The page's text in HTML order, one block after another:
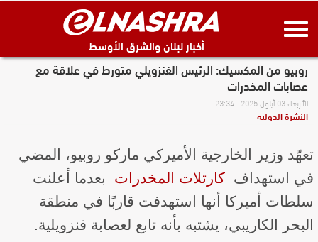
أخبار لبنان والشرق الأوسط
روبيو من المكسيك: الرئيس الفنزويلي متورط في علاقة مع
عصابات المخدرات
الأربعاء 03 أيلول 2025 23:34
النشرة الدولية
تعهّد وزير الخارجية الأميركي ماركو روبيو، المضي
في استهداف ​ كارتلات المخدرات
​ بعدما أعلنت
سلطات أميركا أنها استهدفت قاربًا في منطقة
البحر الكاريبي، يشتبه بأنه تابع لعصابة فنزويلية.